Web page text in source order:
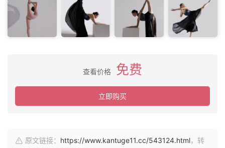
查看价格 免费
立即购买
原文链接： https://www.kantuge11.cc/543124.html，转